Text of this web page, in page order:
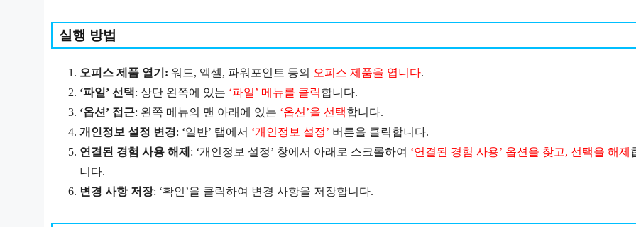
실행 방법
오피스 제품 열기: 워드, 엑셀, 파워포인트 등의 오피스 제품을 엽니다.
‘파일’ 선택: 상단 왼쪽에 있는 ‘파일’ 메뉴를 클릭합니다.
‘옵션’ 접근: 왼쪽 메뉴의 맨 아래에 있는 ‘옵션’을 선택합니다.
개인정보 설정 변경: ‘일반’ 탭에서 ‘개인정보 설정’ 버튼을 클릭합니다.
연결된 경험 사용 해제 : ‘개인정보 설정’ 창에서 아래로 스크롤하여 ‘연결된 경험 사용’ 옵션을 찾고, 선택을 해제
니다.
변경 사항 저장: ‘확인’을 클릭하여 변경 사항을 저장합니다.